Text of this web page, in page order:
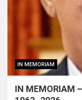
IN MEMORIAM
IN MEMORIAM